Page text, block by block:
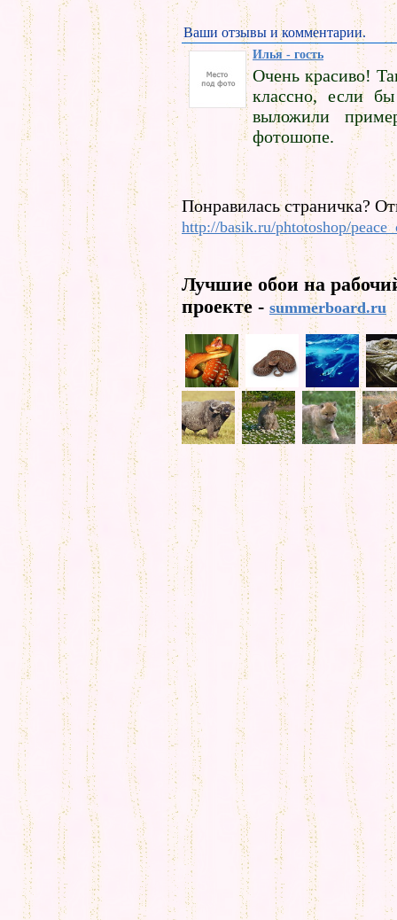
Ваши отзывы и комментарии.
Илья - гость
Очень красиво!
классно, если
выложили
фотошопе.
Понравилась страничка?
http://basik.ru/phtotoshop/
Лучшие обои на
проекте - summerboard.ru